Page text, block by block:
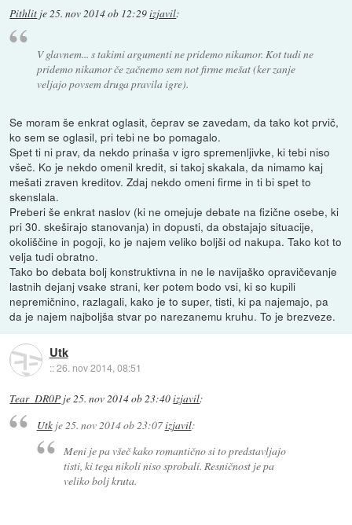
Pithlit je25. nov 2014 ob 12:29izjavil:
V glavnem... s takimi argumenti ne pridemo nikamor. Kot tudi ne
pridemo nikamor če začnemo sem not firme mešat (ker zanje
veljajo povsem druga pravila igre).
Se moram še enkrat oglasit, čeprav se zavedam, da tako kot prvič,
ko sem se oglasil, pri tebi ne bo pomagalo.
Spet ti ni prav, da nekdo prinaša v igro spremenljivke, ki tebi niso
všeč. Ko je nekdo omenil kredit, si takoj skakala, da nimamo kaj
mešati zraven kreditov. Zdaj nekdo omeni firme in ti bi spet to
skenslala.
Preberi še enkrat naslov (ki ne omejuje debate na fizične osebe, ki
pri 30. skeširajo stanovanja) in dopusti, da obstajajo situacije,
okoliščine in pogoji, ko je najem veliko boljši od nakupa. Tako kot to
velja tudi obratno.
Tako bo debata bolj konstruktivna in ne le navijaško opravičevanje
lastnih dejanj vsake strani, ker potem bodo vsi, ki so kupili
nepremičnino, razlagali, kako je to super, tisti, ki pa najemajo, pa
da je najem najboljša stvar po narezanemu kruhu. To je brezveze.
Utk
::26. nov 2014, 08:51
Tear_DR0P je25. nov 2014 ob 23:40izjavil:
Utkje25. nov 2014 ob 23:07izjavil:
Meni je pa všeč kako romantično si to predstavljajo
tisti, ki tega nikoli niso sprobali. Resničnost je pa
veliko bolj kruta.